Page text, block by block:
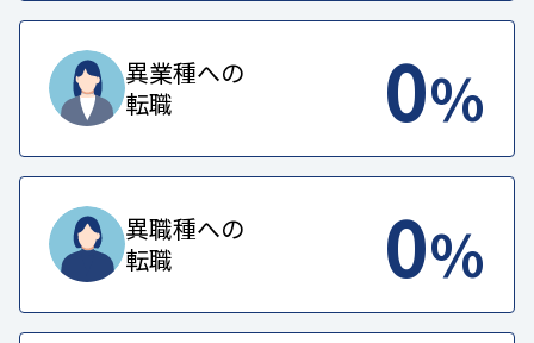
異業種への
転職
0%
異職種への
転職
0%